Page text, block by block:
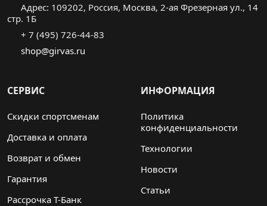
Адрес: 109202, Россия, Москва, 2-ая Фрезерная ул., 14
стр. 1Б
+ 7 (495) 726-44-83
shop@girvas.ru
СЕРВИС
Скидки спортсменам
Доставка и оплата
Возврат и обмен
Гарантия
Рассрочка Т-Банк
ИНФОРМАЦИЯ
Политика
конфиденциальности
Технологии
Новости
Статьи